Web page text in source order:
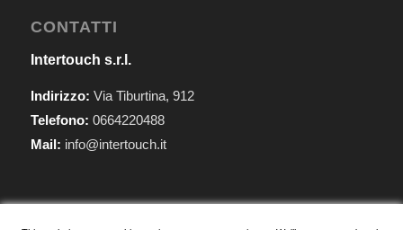
CONTATTI
Intertouch s.r.l.
Indirizzo: Via Tiburtina, 912
Telefono: 0664220488
Mail: info@intertouch.it